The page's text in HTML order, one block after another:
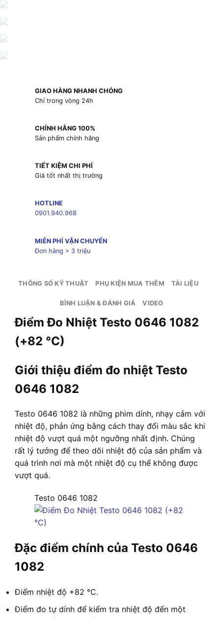
GIAO HÀNG NHANH CHÓNG
Chỉ trong vòng 24h
CHÍNH HÃNG 100%
Sản phẩm chính hãng
TIẾT KIỆM CHI PHÍ
Giá tốt nhất thị trường
HOTLINE
0901.940.968
MIỄN PHÍ VẬN CHUYỂN
Đơn hàng > 3 triệu
THÔNG SỐ KỸ THUẬT PHỤ KIỆN MUA THÊM TÀI LIỆU
BÌNH LUẬN & ĐÁNH GIÁ VIDEO
Điểm Đo Nhiệt Testo 0646 1082
(+82 °C)
Giới thiệu điểm đo nhiệt Testo
0646 1082
Testo 0646 1082 là những phim dính, nhạy cảm với
nhiệt độ, phản ứng bằng cách thay đổi màu sắc khi
nhiệt độ vượt quá một ngưỡng nhất định. Chúng
rất lý tưởng để theo dõi nhiệt độ của sản phẩm và
quá trình nơi mà một nhiệt độ cụ thể không được
vượt quá.
Testo 0646 1082
Đặc điểm chính của Testo 0646
1082
Điểm nhiệt độ +82 °C.
Điểm đo tự dính để kiểm tra nhiệt độ đến một